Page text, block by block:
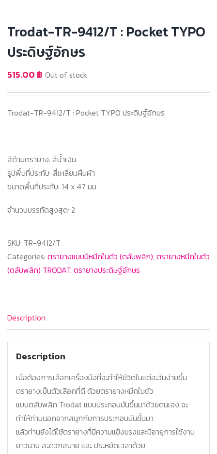
Trodat-TR-9412/T : Pocket TYPO
ประดิษฐ์อักษร
515.00 ฿ Out of stock
Trodat-TR-9412/T : Pocket TYPO ประดิษฐ์อักษร
สีด้ามตรายาง: สีน้ำเงิน
รูปพื้นที่ประทับ: สี่เหลี่ยมผืนผ้า
ขนาดพื้นที่ประทับ: 14 x 47 มม
จำนวนบรรทัดสูงสุด: 2
SKU: TR-9412/T
Categories: ตรายางแบบมีหมึกในตัว (ตลับพลิก),ตรายางหมึกในตัว
(ตลับพลิก) TRODAT,ตรายางประดิษฐ์อักษร
Description
Description
เมื่อต้องการเลือกเครื่องมือที่จะทำให้ชีวิตในแต่ละวันง่ายขึ้น
ตรายางเป็นตัวเลือกที่ดี ด้วยตรายางหมึกในตัว
แบบตลับพลิก Trodat แบบประกอบมันขึ้นมาด้วยตนเอง จะ
ทำให้ท่านนอกจากสนุกกับการประกอบมันขึ้นมา
แล้วท่านยังได้ใช้ตรายางที่มีความแข็งแรงและมีอายุการใช้งาน
ยาวนาน สะดวกสบาย และ ประหยัดเวลาด้วย